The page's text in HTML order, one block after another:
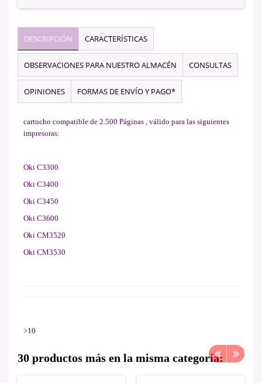
DESCRIPCIÓN CARACTERÍSTICAS
OBSERVACIONES PARA NUESTRO ALMACÉN CONSULTAS
OPINIONES FORMAS DE ENVÍO Y PAGO*
cartucho compatible de 2.500 Páginas , válido para las siguientes
impresoras:
Oki C3300
Oki C3400
Oki C3450
Oki C3600
Oki CM3520
Oki CM3530
>10
30 productos más en la misma categoría: